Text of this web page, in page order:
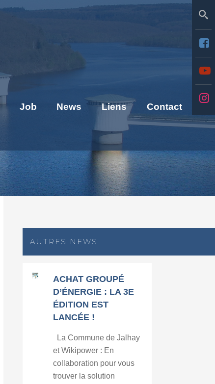
Job News Liens Contact
AUTRES NEWS
ACHAT GROUPÉ
D’ÉNERGIE : LA 3E
ÉDITION EST
LANCÉE !
La Commune de Jalhay
et Wikipower : En
collaboration pour vous
trouver la solution